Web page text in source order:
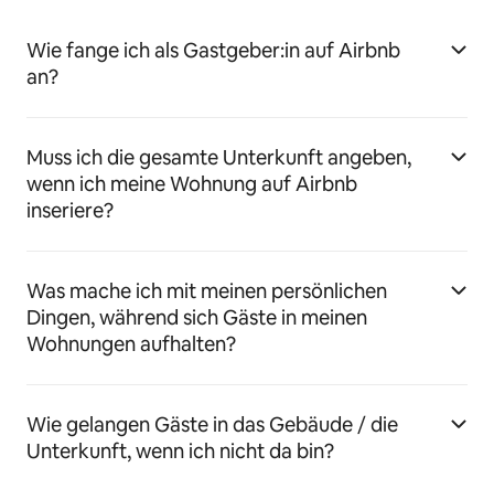
Wie fange ich als Gastgeber:in auf Airbnb
an?
Muss ich die gesamte Unterkunft angeben,
wenn ich meine Wohnung auf Airbnb
inseriere?
Was mache ich mit meinen persönlichen
Dingen, während sich Gäste in meinen
Wohnungen aufhalten?
Wie gelangen Gäste in das Gebäude / die
Unterkunft, wenn ich nicht da bin?